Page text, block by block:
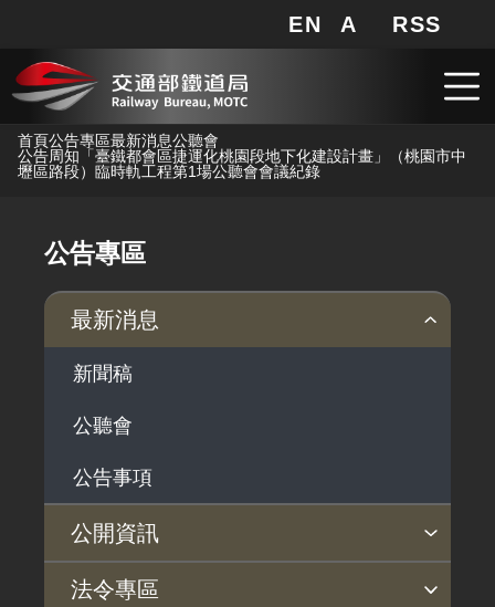
跳到主要內容
網站地圖
EN A 局長信箱
RSS
首頁公告專區最新消息公聽會
公告周知「臺鐵都會區捷運化桃園段地下化建設計畫」（桃園市中
壢區路段）臨時軌工程第1場公聽會會議紀錄
公告專區
最新消息
新聞稿
公聽會
公告事項
公開資訊
主動公開政府資訊專區
個人資料保護專區
Open Data專區
出版品專區
雙語詞彙專區
生態檢核專區
用地取得行政透明專區
臺鐵局撥入資產債務基金專區
法令專區